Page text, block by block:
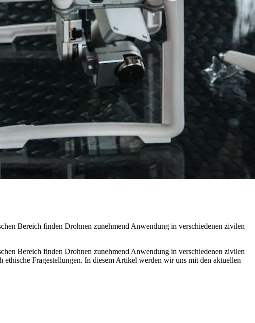
Bereich finden Drohnen zunehmend Anwendung in verschiedenen zivilen
Bereich finden Drohnen zunehmend Anwendung in verschiedenen zivilen
Fragestellungen. In diesem Artikel werden wir uns mit den aktuellen